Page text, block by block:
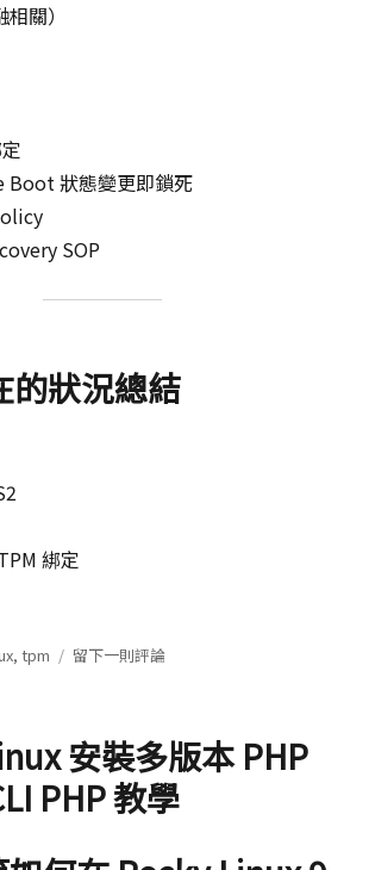
關）
Boot 狀態變更即鎖死
SOP
的狀況總結
綁定
,tpm 留下一則評論在
+
TPM
自
解
安裝多版本 PHP
PHP 教學